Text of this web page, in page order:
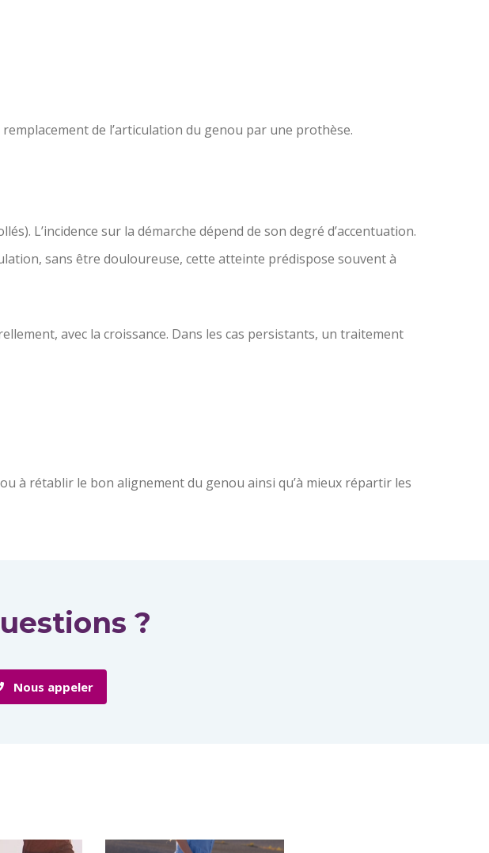
de l’articulation du genou par une prothèse.
L’incidence sur la démarche dépend de son degré d’accentuation.
sans être douloureuse, cette atteinte prédispose souvent à
avec la croissance. Dans les cas persistants, un traitement
à rétablir le bon alignement du genou ainsi qu’à mieux répartir les
?
Nous appeler